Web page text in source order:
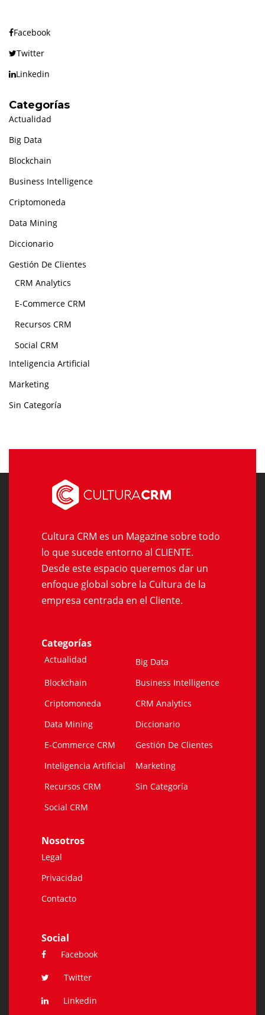
Facebook
Twitter
Linkedin
Categorías
Actualidad
Big Data
Blockchain
Business Intelligence
Criptomoneda
Data Mining
Diccionario
Gestión De Clientes
CRM Analytics
E-Commerce CRM
Recursos CRM
Social CRM
Inteligencia Artificial
Marketing
Sin Categoría
Cultura CRM es un Magazine sobre todo
lo que sucede entorno al CLIENTE.
Desde este espacio queremos dar un
enfoque global sobre la Cultura de la
empresa centrada en el Cliente.
Categorías
Actualidad
Big Data
Blockchain
Business Intelligence
Criptomoneda
CRM Analytics
Data Mining
Diccionario
E-Commerce CRM
Gestión De Clientes
Inteligencia Artificial
Marketing
Recursos CRM
Sin Categoría
Social CRM
Nosotros
Legal
Privacidad
Contacto
Social
Facebook
Twitter
Linkedin